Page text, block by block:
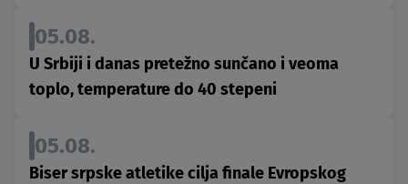
05.08.
U Srbiji i danas pretežno sunčano i veoma
toplo, temperature do 40 stepeni
05.08.
Biser srpske atletike cilja finale Evropskog